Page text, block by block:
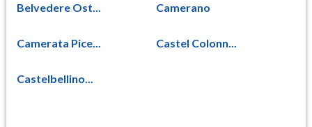
Belvedere Ost... Camerano
Camerata Pice... Castel Colonn...
Castelbellino...